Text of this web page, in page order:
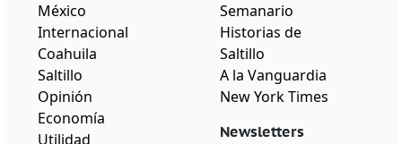
México
Internacional
Coahuila
Saltillo
Opinión
Economía
Utilidad
Semanario
Historias de
Saltillo
A la Vanguardia
New York Times
Newsletters